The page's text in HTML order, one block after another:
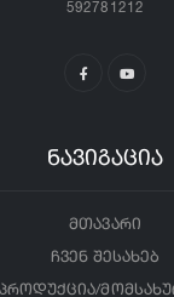
592781212
ნავიგაცია
მთავარი
ჩვენ შესახებ
პროდუქცია/